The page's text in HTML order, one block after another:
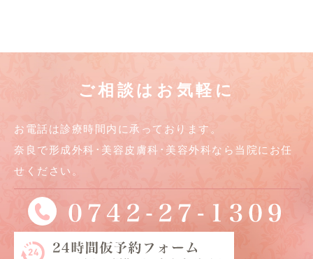
ご相談はお気軽に
お電話は診療時間内に承っております。
奈良で形成外科･美容皮膚科･美容外科なら当院にお任
せください。